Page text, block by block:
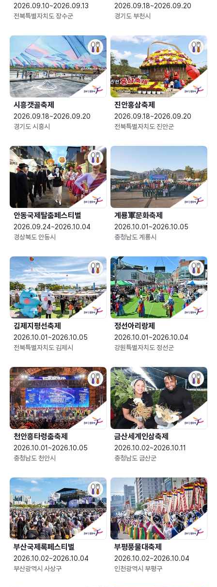
2026.09.10~2026.09.13
전북특별자치도 장수군
2026.09.18~2026.09.20
경기도 부천시
시흥갯골축제
2026.09.18~2026.09.20
경기도 시흥시
진안홍삼축제
2026.09.18~2026.09.20
전북특별자치도 진안군
안동국제탈춤페스티벌
2026.09.24~2026.10.04
경상북도 안동시
2026.10.01~2026.10.05
충청남도 계룡시
김제지평선축제
2026.10.01~2026.10.05
전북특별자치도 김제시
정선아리랑제
2026.10.01~2026.10.04
강원특별자치도 정선군
천안흥타령춤축제
2026.10.01~2026.10.05
충청남도 천안시
금산세계인삼축제
2026.10.02~2026.10.11
충청남도 금산군
부산국제록페스티벌
2026.10.02~2026.10.04
부산광역시 사상구
부평풍물대축제
2026.10.02~2026.10.04
인천광역시 부평구